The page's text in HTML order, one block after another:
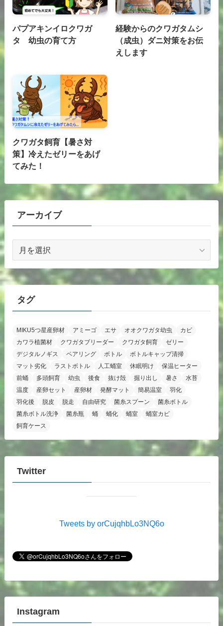
パプアキンイロクワガ
タ 幼虫の育て方
経験からのクワガタムシ
（成虫）ダニ対策をお伝
えします
クワガタ飼育【暑さ対
策】冷えたゼリーをあげ
てみた！
アーカイブ
カ
イ
タグ
MIKU5つ星産卵材 アミーゴ エサ オオクワガタ幼虫
カビ
カワラ植菌材
クワガタブリーダー クワガタ飼育
ゼリー
デジタルノギス
ペアリング ボトル
ボトルキャップ清掃
マット劣化
ラストボトル 人工蛹室 休眠明け
保温ヒーター
前蛹
多頭飼育 幼虫 後食 抜け殻 掘り出し 暑さ
水苔
温度
産卵セット 産卵材 発酵マット 簡易温室
羽化
羽化後
脱皮 脱走 自由研究 菌糸スプーン
菌糸ボトル
菌糸ボトル洗浄
菌糸瓶 蛹 蛹化 蛹室
蛹室カビ
飼育ケース
Twitter
Tweets by orCujqhbLo3NQ6o
Instagram